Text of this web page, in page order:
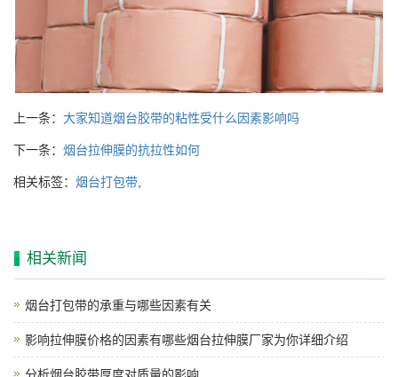
上一条： 大家知道烟台胶带的粘性受什么因素影响吗
下一条： 烟台拉伸膜的抗拉性如何
相关标签： 烟台打包带
相关新闻
烟台打包带的承重与哪些因素有关
影响拉伸膜价格的因素有哪些烟台拉伸膜厂家为你详细介绍